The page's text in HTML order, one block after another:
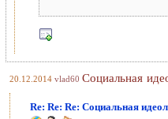
20.12.2014 vlad60 Социальная
Re: Re: Re: Социальная